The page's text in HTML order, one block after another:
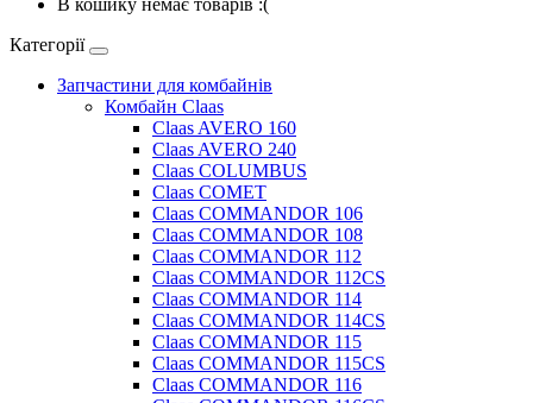
В кошику немає товарів :(
Категорії
Запчастини для комбайнів
Комбайн Claas
Claas AVERO 160
Claas AVERO 240
Claas COLUMBUS
Claas COMET
Claas COMMANDOR 106
Claas COMMANDOR 108
Claas COMMANDOR 112
Claas COMMANDOR 112CS
Claas COMMANDOR 114
Claas COMMANDOR 114CS
Claas COMMANDOR 115
Claas COMMANDOR 115CS
Claas COMMANDOR 116